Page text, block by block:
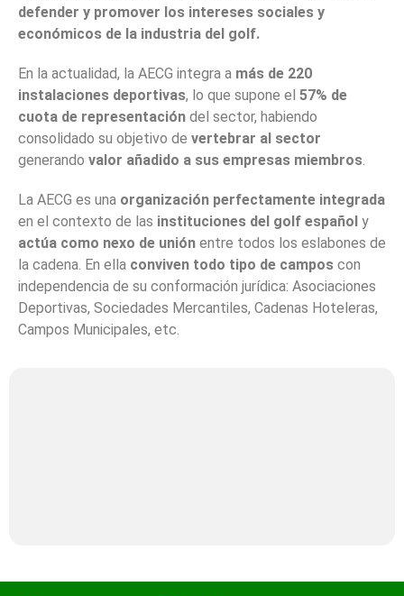
defender y promover los intereses sociales y
económicos de la industria del golf.
En la actualidad, la AECG integra a más de 220
instalaciones deportivas, lo que supone el 57% de
cuota de representación del sector, habiendo
consolidado su objetivo de vertebrar al sector
generando valor añadido a sus empresas miembros.
La AECG es una organización perfectamente integrada
en el contexto de las instituciones del golf español y
actúa como nexo de unión entre todos los eslabones de
la cadena. En ella conviven todo tipo de campos con
independencia de su conformación jurídica: Asociaciones
Deportivas, Sociedades Mercantiles, Cadenas Hoteleras,
Campos Municipales, etc.